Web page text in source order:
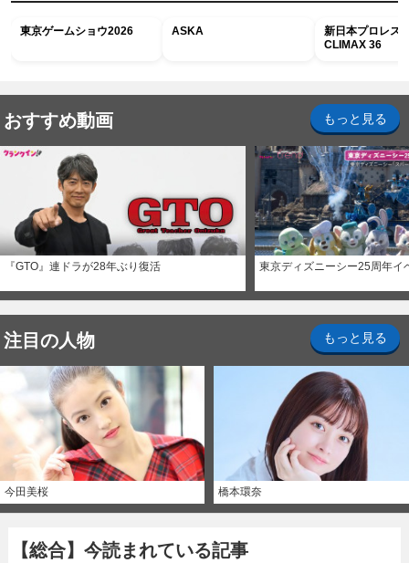
東京ゲームショウ2026 ASKA
新日本プロレス
CLIMAX 36
おすすめ動画 もっと見る
『GTO』連ドラが28年ぶり復活 東京ディズニーシー25周年イ
注目の人物 もっと見る
今田美桜 橋本環奈
【総合】今読まれている記事